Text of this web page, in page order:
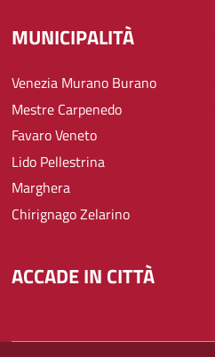
MUNICIPALITÀ
Venezia Murano Burano
Mestre Carpenedo
Favaro Veneto
Lido Pellestrina
Marghera
Chirignago Zelarino
ACCADE IN CITTÀ